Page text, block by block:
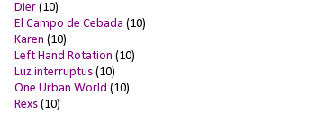
Dier (10)
El Campo de Cebada (10)
Karen (10)
Left Hand Rotation (10)
Luz interruptus (10)
One Urban World (10)
Rexs (10)